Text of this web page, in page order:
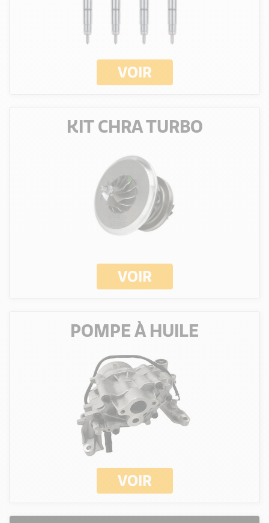
VOIR
KIT CHRA TURBO
VOIR
POMPE À HUILE
VOIR